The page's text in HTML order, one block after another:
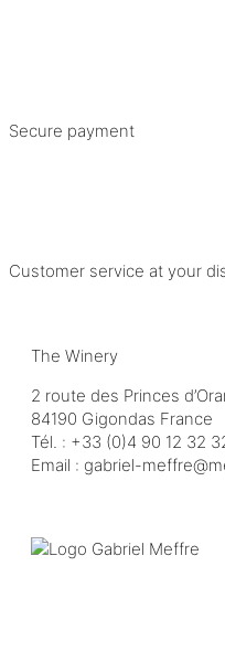
Secure payment
Customer service at your
The Winery
2 route des Princes
84190 Gigondas France
Tél. : +33 (0)4 90 12 32
Email :